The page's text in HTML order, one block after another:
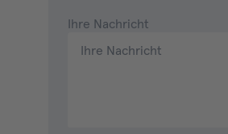
Ihre Nachricht